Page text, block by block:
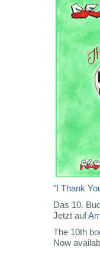
"I Thank
Das 10.
Jetzt auf
The 10th
Now